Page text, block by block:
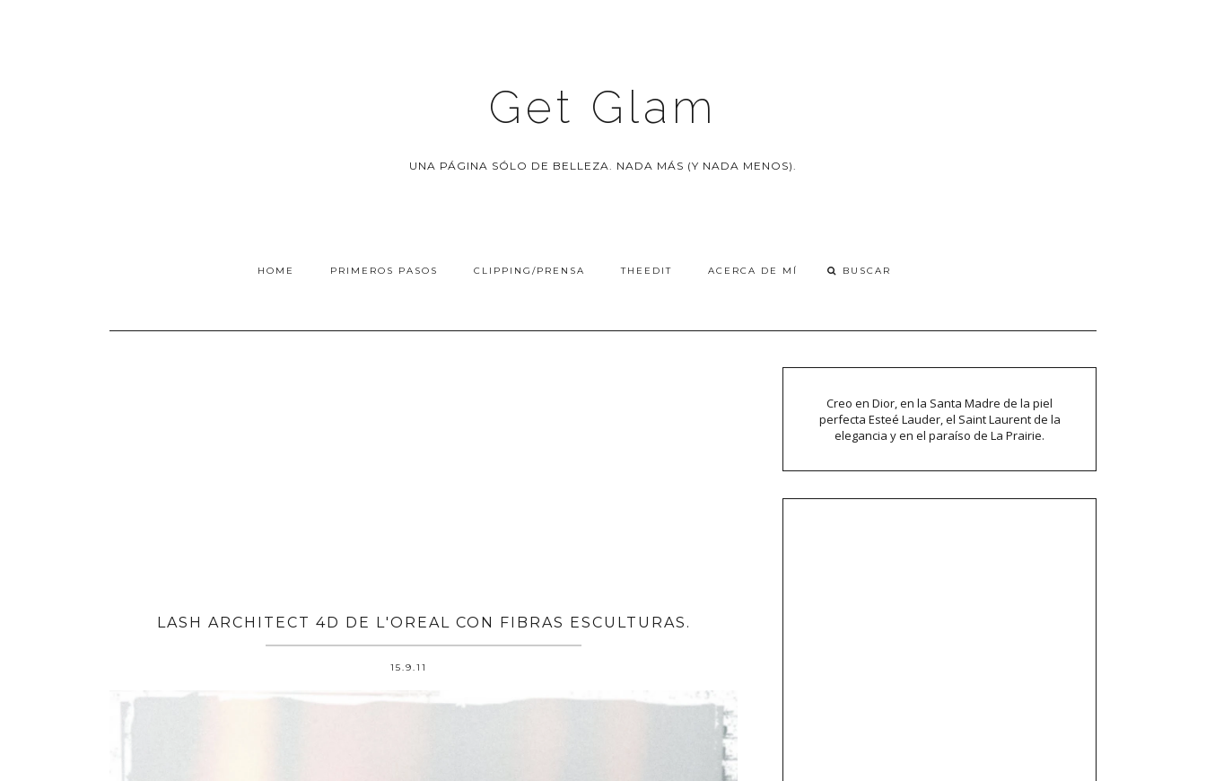
Get Glam
UNA PÁGINA SÓLO DE BELLEZA. NADA MÁS (Y NADA MENOS).
HOME PRIMEROS PASOS CLIPPING/PRENSA THEEDIT ACERCA DE MÍ
LASH ARCHITECT 4D DE L'OREAL CON FIBRAS ESCULTURAS.
15.9.11
Creo en Dior, en la Santa Madre de la piel
perfecta Esteé Lauder, el Saint Laurent de la
elegancia y en el paraíso de La Prairie.